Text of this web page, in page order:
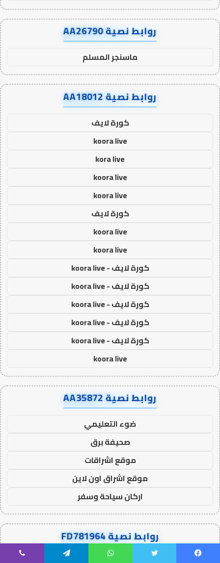
روابط نصية AA26790
ماسنجر المسلم
روابط نصية AA18012
كورة لايف
koora live
kora live
koora live
koora live
كورة لايف
koora live
koora live
كورة لايف - koora live
كورة لايف - koora live
كورة لايف - koora live
كورة لايف - koora live
كورة لايف - koora live
koora live
روابط نصية AA35872
ضوء التعليمي
صحيفة برق
موقع اشراقات
موقع اشراق اون لاين
اركان سياحة وسفر
روابط نصية FD781964